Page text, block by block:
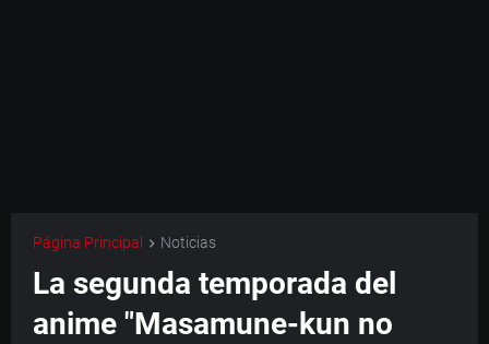
Página Principal Noticias
La segunda temporada del
anime "Masamune-kun no